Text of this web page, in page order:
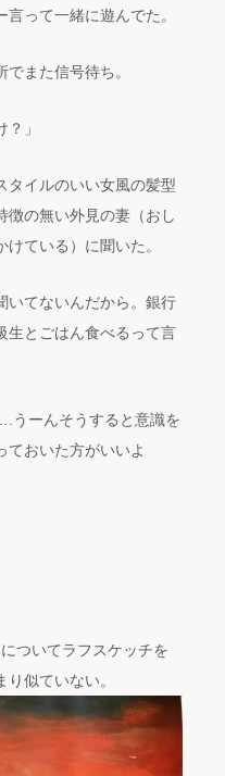
って一緒に遊んでた。
また信号待ち。
」
タイルのいい女風の髪型
徴の無い外見の妻（おし
ている）に聞いた。
いてないんだから。銀行
生とごはん食べるって言
うーんそうすると意識を
ておいた方がいいよ
ついてラフスケッチを
似ていない。